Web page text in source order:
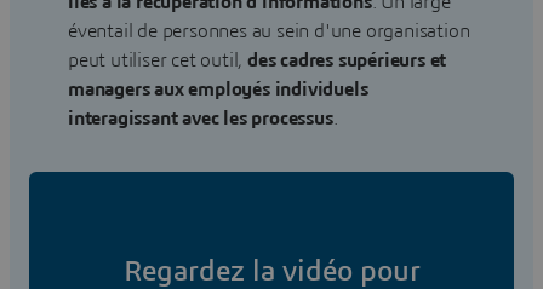
éventail de personnes au sein d'une organisation
peut utiliser cet outil, des cadres supérieurs et
managers aux employés individuels
interagissant avec les processus.
Regardez la vidéo pour